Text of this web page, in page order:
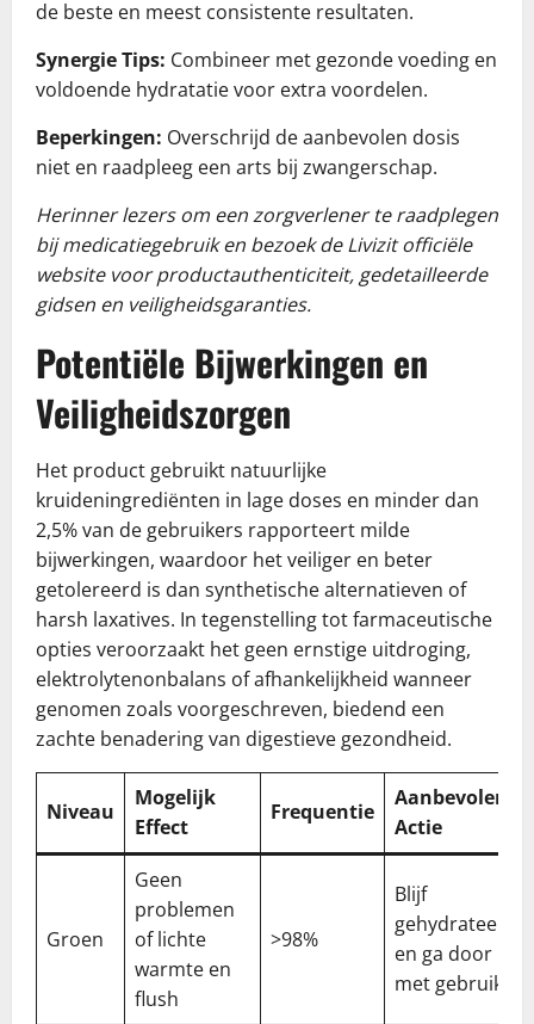
de beste en meest consistente resultaten.
Synergie Tips: Combineer met gezonde voeding en
voldoende hydratatie voor extra voordelen.
Beperkingen: Overschrijd de aanbevolen dosis
niet en raadpleeg een arts bij zwangerschap.
Herinner lezers om een zorgverlener te raadplegen
bij medicatiegebruik en bezoek de Livizit officiële
website voor productauthenticiteit, gedetailleerde
gidsen en veiligheidsgaranties.
Potentiële Bijwerkingen en
Veiligheidszorgen
Het product gebruikt natuurlijke
kruideningrediënten in lage doses en minder dan
2,5% van de gebruikers rapporteert milde
bijwerkingen, waardoor het veiliger en beter
getolereerd is dan synthetische alternatieven of
harsh laxatives. In tegenstelling tot farmaceutische
opties veroorzaakt het geen ernstige uitdroging,
elektrolytenonbalans of afhankelijkheid wanneer
genomen zoals voorgeschreven, biedend een
zachte benadering van digestieve gezondheid.
Niveau
Mogelijk
Effect
Frequentie
Aanbevolen
Actie
Groen
Geen
problemen
of lichte
warmte en
flush
>98%
Blijf
gehydrateerd
en ga door
met gebruik